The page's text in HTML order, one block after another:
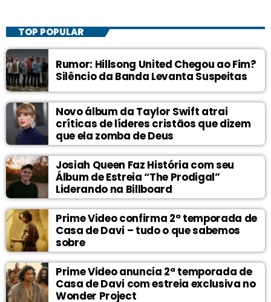
TOP POPULAR
Rumor: Hillsong United Chegou ao Fim?
Silêncio da Banda Levanta Suspeitas
Novo álbum da Taylor Swift atrai
críticas de líderes cristãos que dizem
que ela zomba de Deus
Josiah Queen Faz História com seu
Álbum de Estreia “The Prodigal”
Liderando na Billboard
Prime Video confirma 2ª temporada de
Casa de Davi – tudo o que sabemos
sobre
Prime Video anuncia 2ª temporada de
Casa de Davi com estreia exclusiva no
Wonder Project